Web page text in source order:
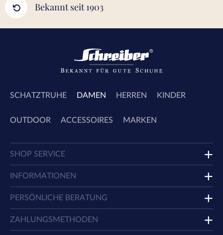
Bekannt seit 1903
SCHATZTRUHE DAMEN HERREN KINDER
OUTDOOR ACCESSOIRES MARKEN
SHOP SERVICE
INFORMATIONEN
PERSÖNLICHE BERATUNG
ZAHLUNGSMETHODEN